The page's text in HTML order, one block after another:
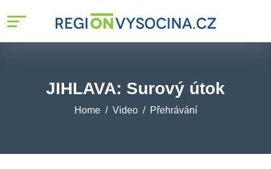
JIHLAVA: Surový útok
Home Video Přehrávání